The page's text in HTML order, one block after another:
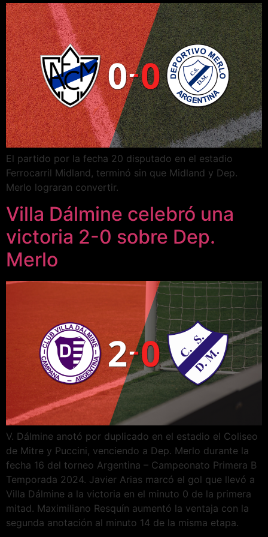
El partido por la fecha 20 disputado en el estadio
Ferrocarril Midland, terminó sin que Midland y Dep.
Merlo lograran convertir.
Villa Dálmine celebró una
victoria 2-0 sobre Dep.
Merlo
V. Dálmine anotó por duplicado en el estadio el Coliseo
de Mitre y Puccini, venciendo a Dep. Merlo durante la
fecha 16 del torneo Argentina – Campeonato Primera B
Temporada 2024. Javier Arias marcó el gol que llevó a
Villa Dálmine a la victoria en el minuto 0 de la primera
mitad. Maximiliano Resquín aumentó la ventaja con la
segunda anotación al minuto 14 de la misma etapa.